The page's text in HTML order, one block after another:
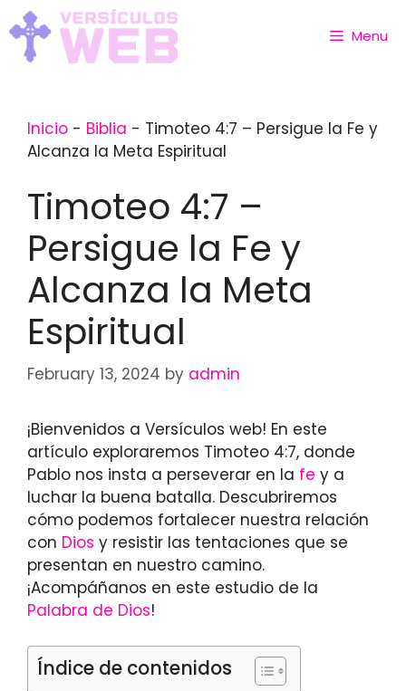
Skip
to
content
Menu
Inicio - Biblia - Timoteo 4:7 – Persigue la Fe y
Alcanza la Meta Espiritual
Timoteo 4:7 –
Persigue la Fe y
Alcanza la Meta
Espiritual
February 13, 2024 by admin
¡Bienvenidos a Versículos web! En este
artículo exploraremos Timoteo 4:7, donde
Pablo nos insta a perseverar en la fe y a
luchar la buena batalla. Descubriremos
cómo podemos fortalecer nuestra relación
con Dios y resistir las tentaciones que se
presentan en nuestro camino.
¡Acompáñanos en este estudio de la
Palabra de Dios!
Índice de contenidos